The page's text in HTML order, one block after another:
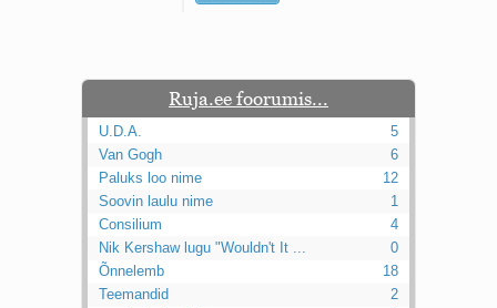
Ruja.ee foorumis...
U.D.A.
5
Van Gogh
6
Paluks loo nime
12
Soovin laulu nime
1
Consilium
4
Nik Kershaw lugu "Wouldn't It ...
0
Õnnelemb
18
Teemandid
2